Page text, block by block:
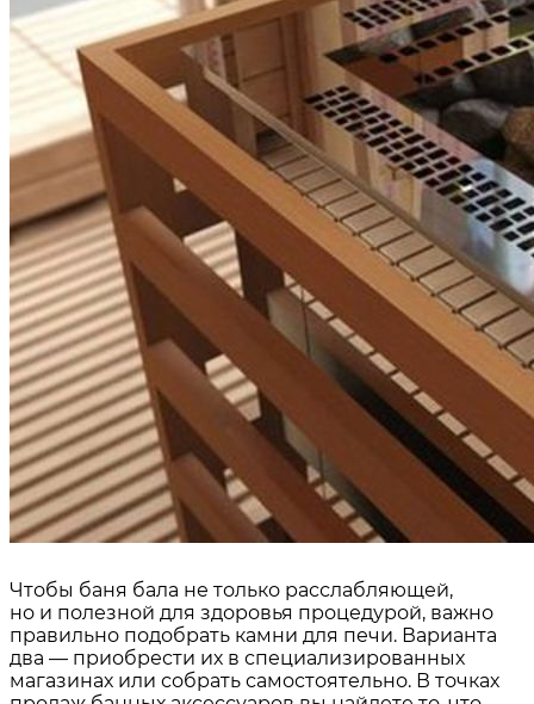
Чтобы баня бала не только расслабляющей,
но и полезной для здоровья процедурой, важно
правильно подобрать камни для печи. Варианта
два — приобрести их в специализированных
магазинах или собрать самостоятельно. В точках